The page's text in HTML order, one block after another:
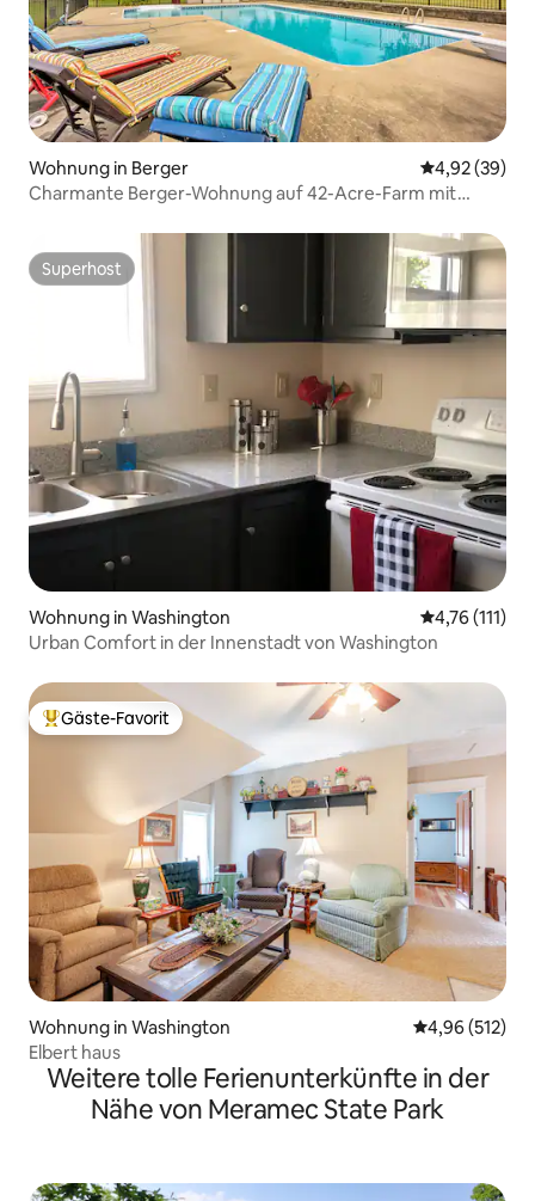
Wohnung in Berger
4,92 (39)
Charmante Berger-Wohnung auf 42-Acre-Farm mit
Superhost
Superhost
Wohnung in Washington
4,76 (111)
Urban Comfort in der Innenstadt von Washington
Beliebter Gäste-Favorit.
Gäste-Favorit
Wohnung in Washington
4,96 (512)
Elbert haus
Weitere tolle Ferienunterkünfte in der
Nähe von Meramec State Park